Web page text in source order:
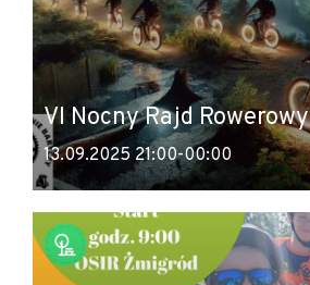
VI Nocny Rajd Rowerowy
13.09.2025 21:00-00:00